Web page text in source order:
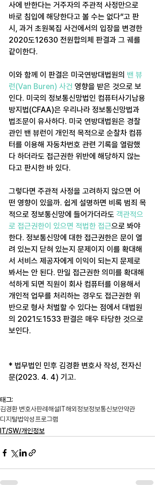
사에 반한다는 거주자의 주관적 사정만으로
바로 침입에 해당한다고 볼 수는 없다”고 판
시, 과거 초원복집 사건에서의 입장을 변경한
2020도12630 전원합의체 판결과 그 궤를
같이한다.
이와 함께 이 판결은 미국연방대법원의 밴 뷰
런(Van Buren) 사건 영향을 받은 것으로 보
인다. 미국의 정보통신망법인 컴퓨터사기남용
방지법(CFAA)은 우리나라 정보통신망법과
법조문이 유사하다. 미국 연방대법원은 경찰
관인 밴 뷰런이 개인적 목적으로 순찰차 컴퓨
터를 이용해 자동차번호 관련 기록을 열람했
다 하더라도 접근권한 위반에 해당하지 않는
다고 판시한 바 있다.
그렇다면 주관적 사정을 고려하지 않으면 어
떤 영향이 있을까. 쉽게 설명하면 비록 범죄 목
적으로 정보통신망에 들어가더라도 객관적으
로 접근권한이 있으면 적법한 접근으로 봐야
한다. 정보통신망에 대한 접근권한은 문이 열
려 있는지 닫혀 있는지 문제이지 이를 확대해
서 서비스 제공자에게 이익이 되는지 문제로
봐서는 안 된다. 만일 접근권한 의미를 확대해
석하게 되면 직원이 회사 컴퓨터를 이용해서
개인적 업무를 처리하는 경우도 접근권한 위
반으로 형사 처벌할 수 있다는 점에서 대법원
의 2021도1533 판결은 매우 타당한 것으로
보인다.
* 법무법인 민후 김경환 변호사 작성, 전자신
문(2023. 4. 4) 기고.
태그:
김경환 변호사판례해설 IT해외정보정보통신보안약관
디지털법악성프로그램
IT/SW/개인정보